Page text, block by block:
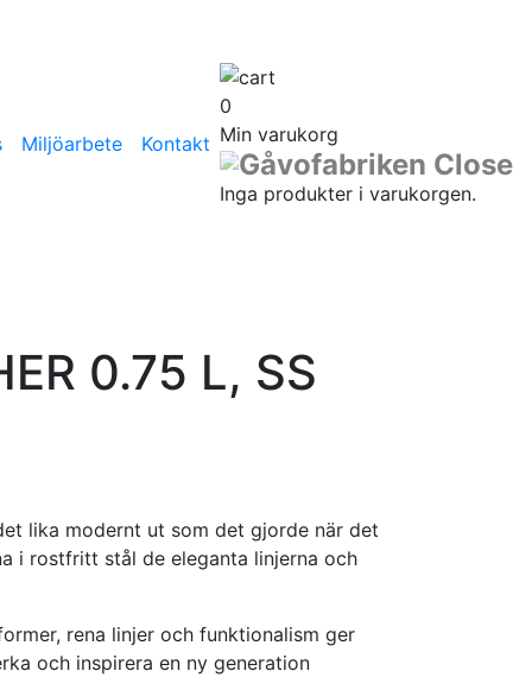
Miljöarbete Kontakt
0
Min varukorg
Inga produkter i varukorgen.
0.75 L, SS
lika modernt ut som det gjorde när det
i rostfritt stål de eleganta linjerna och
rena linjer och funktionalism ger
och inspirera en ny generation